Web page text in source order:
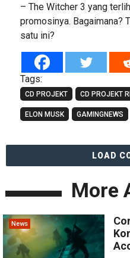
– The Witcher 3 yang
promosinya. Bagaimana?
satu ini?
Tags:
CD PROJEKT CD PROJEKT
ELON MUSK GAMINGNEWS
LOAD
More
News